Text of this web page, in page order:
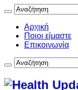
Αρχική
Ποιοι είμαστε
Επικοινωνία